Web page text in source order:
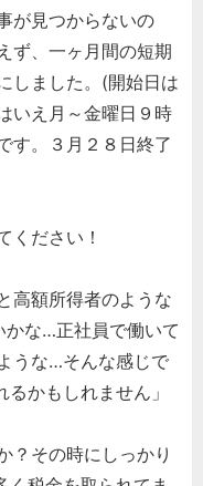
が見つからないの
ず、一ヶ月間の短期
しました。(開始日は
いえ月～金曜日９時
す。３月２８日終了
ください！
高額所得者のような
な…正社員で働いて
うな…そんな感じで
かもしれません」
？その時にしっかり